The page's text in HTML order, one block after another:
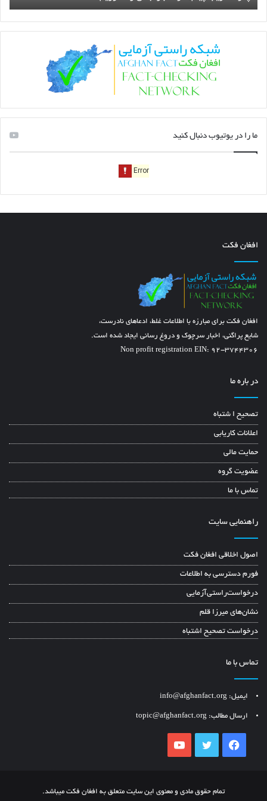
ما را در یوتیوب دنبال کنید
افغان فکت
افغان فکت برای مبارزه با اطلاعات غلط، ادعاهای نادرست،
شایع پراگنی، اخبار سرچوک و دروغ رسانی ایجاد شده است.
Non profit registration EIN: 92-3744306
در باره ما
تصحیح ا شتباه
اعلانات کاریابی
حمایت مالی
عضویت گروه
تماس با ما
راهنمایی سایت
اصول اخلاقی افغان فکت
فورم دسترسی به اطلاعات
درخواست‌راستی‌آزمایی
نشان‌های میرزا قلم
درخواست تصحیح اشتباه
تماس با ما
ایمیل: info@afghanfact.org
ارسال مطالب: topic@afghanfact.org
Facebook
Twitter
YouTube
تمام حقوق مادی و معنوی این سایت متعلق به افغان فکت میباشد.